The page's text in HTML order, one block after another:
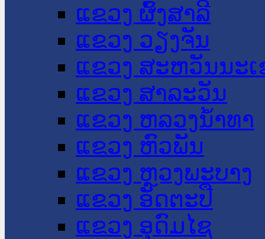
ແຂວງ ຜົ້ງສາລີ
ແຂວງ ວຽງຈັນ
ແຂວງ ສະຫວັນນະ
ແຂວງ ສາລະວັນ
ແຂວງ ຫລວງນໍ້າທາ
ແຂວງ ຫົວພັນ
ແຂວງ ຫຼວງພະບາງ
ແຂວງ ອັດຕະປື
ແຂວງ ອຸດົມໄຊ